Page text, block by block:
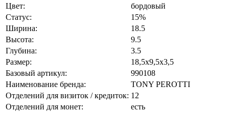
Цвет:
бордовый
Статус:
15%
Ширина:
18.5
Высота:
9.5
Глубина:
3.5
Размер:
18,5x9,5x3,5
Базовый артикул:
990108
Наименование бренда:
TONY PEROTTI
Отделений для визиток / кредиток: 12
Отделений для монет:
есть